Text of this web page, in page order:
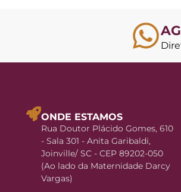
ONDE ESTAMOS
Rua Doutor Plácido Gomes, 610
- Sala 301 - Anita Garibaldi,
Joinville/ SC - CEP 89202-050
(Ao lado da Maternidade Darcy
Vargas)